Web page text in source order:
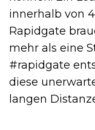
innerhalb von
Rapidgate
mehr als eine
#rapidgate
diese
langen